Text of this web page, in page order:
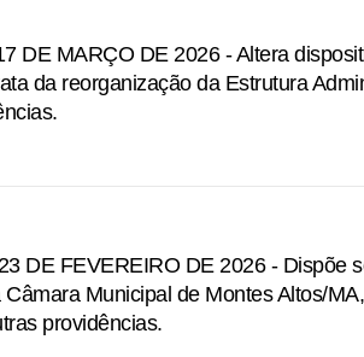
DE MARÇO DE 2026 - Altera
da reorganização da Estrutura
DE FEVEREIRO DE 2026 - Dispõe
Municipal de Montes Altos/
providências.